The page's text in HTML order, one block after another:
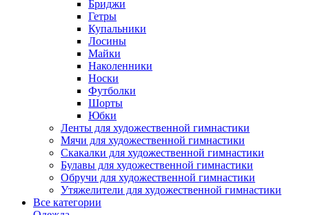
Бриджи
Гетры
Купальники
Лосины
Майки
Наколенники
Носки
Футболки
Шорты
Юбки
Ленты для художественной гимнастики
Мячи для художественной гимнастики
Скакалки для художественной гимнастики
Булавы для художественной гимнастики
Обручи для художественной гимнастики
Утяжелители для художественной гимнастики
Все категории